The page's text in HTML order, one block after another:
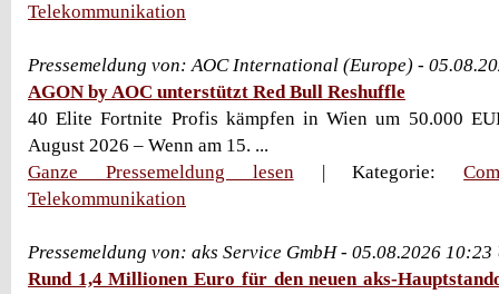
Telekommunikation
Pressemeldung von: AOC International (Europe) -
AGON by AOC unterstützt Red Bull Reshuffle
40 Elite Fortnite Profis kämpfen in Wien um 50.000
August 2026 – Wenn am 15. ...
Ganze Pressemeldung lesen| Kategorie:
Telekommunikation
Pressemeldung von: aks Service GmbH - 05.08.2026 10:23
Rund 1,4 Millionen Euro für den neuen aks-